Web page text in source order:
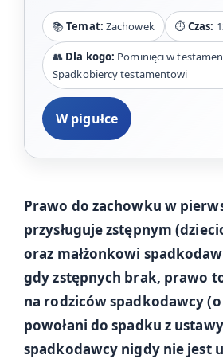
📚Temat: Zachowek ⏱️ Czas:
👥 Dla kogo: Pominięci w
Spadkobiercy testamentowi
W pigułce
Prawo do zachowku w
przysługuje zstępnym
oraz małżonkowi
gdy zstępnych brak, prawo
na rodziców spadkodawcy
powołani do spadku z
spadkodawcy nigdy nie jest